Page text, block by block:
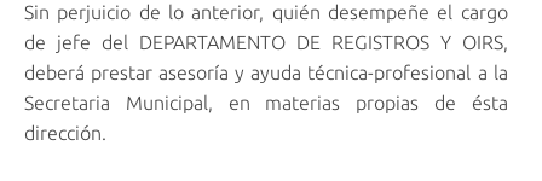
Sin perjuicio de lo anterior, quién desempeñe el cargo
de jefe del DEPARTAMENTO DE REGISTROS Y OIRS,
deberá prestar asesoría y ayuda técnica-profesional a la
Secretaria Municipal, en materias propias de ésta
dirección.